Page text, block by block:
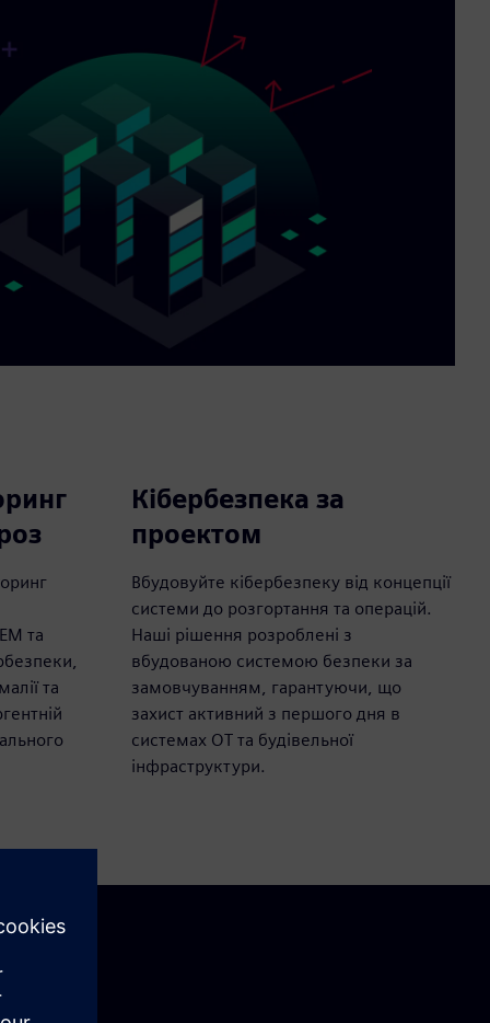
та
та
Кібербезпека за
проектом
Вбудовуйте кібербезпеку від концепції
системи до розгортання та операцій.
Наші рішення розроблені з
вбудованою системою безпеки за
замовчуванням, гарантуючи, що
захист активний з першого дня в
системах OT та будівельної
інфраструктури.